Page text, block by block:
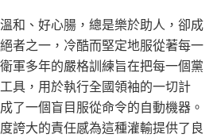
和、好心腸，總是樂於助人，卻成
者之一，冷酷而堅定地服從著每一
軍多年的嚴格訓練旨在把每一個黨
具，用於執行全國領袖的一切計
了一個盲目服從命令的自動機器。
誇大的責任感為這種灌輸提供了良